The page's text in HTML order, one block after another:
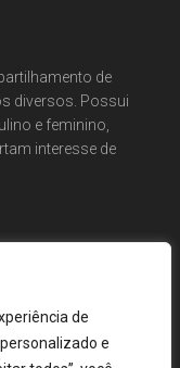
de
e
de
diversos. Possui
e feminino,
interesse de